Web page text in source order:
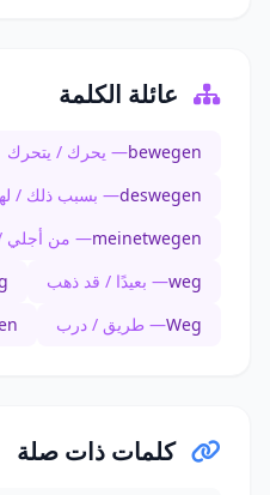
عائلة الكلمة
bewegen— يحرك / يتحرك
deswegen— بسبب ذلك /
meinetwegen— من أجلي /
weg— بعيدًا / قد ذهب
Weg— طريق / درب
كلمات ذات صلة